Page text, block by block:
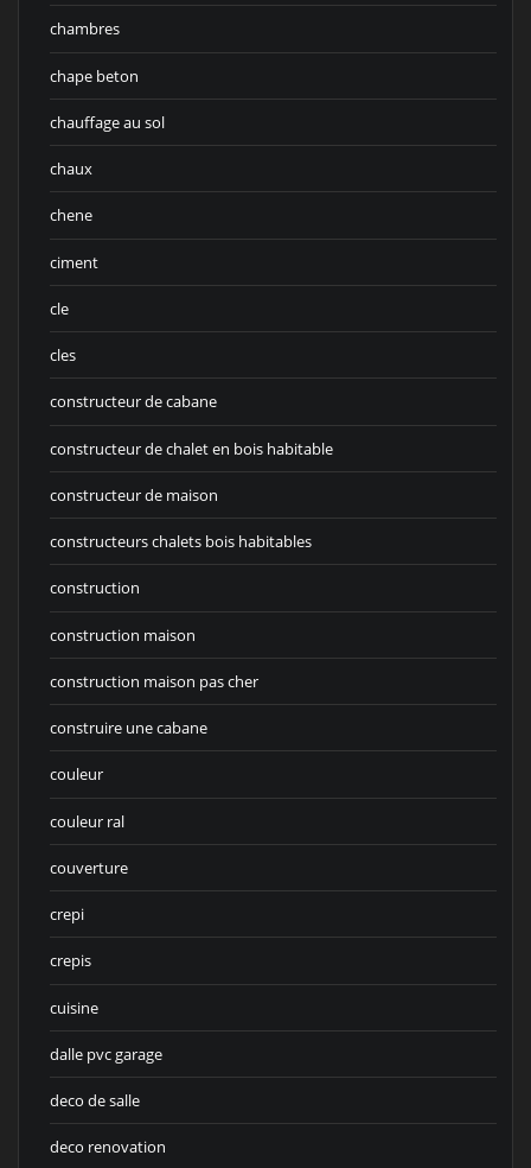
chambres
chape beton
chauffage au sol
chaux
chene
ciment
cle
cles
constructeur de cabane
constructeur de chalet en bois habitable
constructeur de maison
constructeurs chalets bois habitables
construction
construction maison
construction maison pas cher
construire une cabane
couleur
couleur ral
couverture
crepi
crepis
cuisine
dalle pvc garage
deco de salle
deco renovation